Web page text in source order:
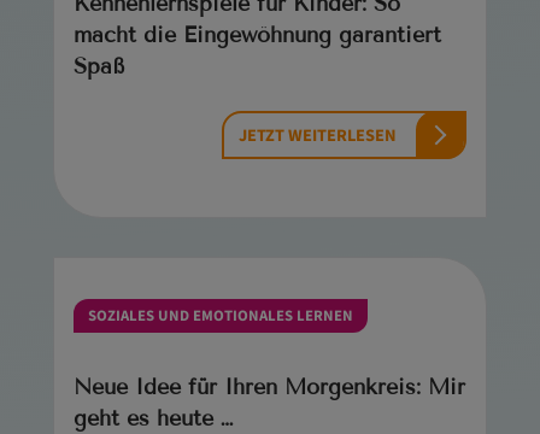
macht die Eingewöhnung garantiert
Spaß
JETZT WEITERLESEN
SOZIALES UND EMOTIONALES LERNEN
Neue Idee für Ihren Morgenkreis: Mir
geht es heute …